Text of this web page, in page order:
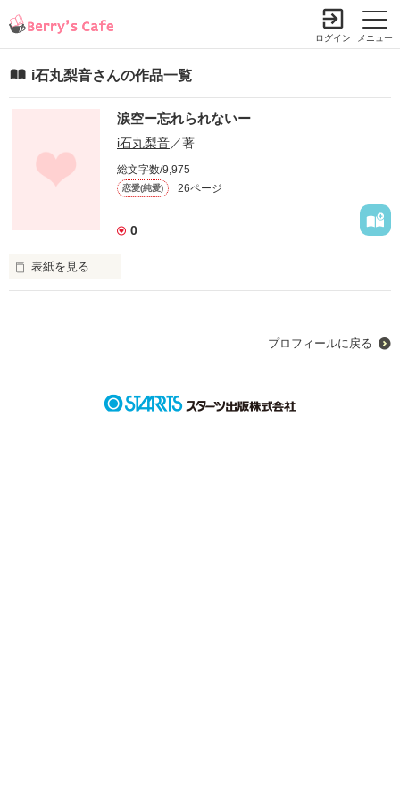
メニュー
ログイン
i石丸梨音さんの作品一覧
涙空ー忘れられないー
i石丸梨音／著
総文字数/9,975
恋愛(純愛) 26ページ
0
表紙を見る
プロフィールに戻る